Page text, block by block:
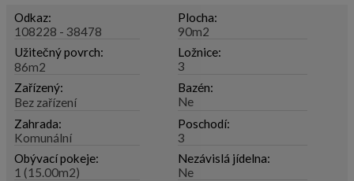
Odkaz:
108228 - 38478
Plocha:
90m2
Užitečný povrch:
86m2
Ložnice:
3
Zařízený:
Bez zařízení
Bazén:
Ne
Zahrada:
Komunální
Poschodí:
3
Obývací pokeje:
1 (15.00m2)
Nezávislá jídelna:
Ne